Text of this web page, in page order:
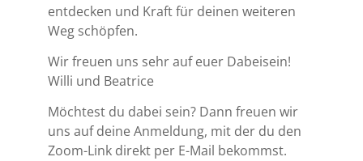
entdecken und Kraft für deinen weiteren
Weg schöpfen.
Wir freuen uns sehr auf euer Dabeisein!
Willi und Beatrice
Möchtest du dabei sein? Dann freuen wir
uns auf deine Anmeldung, mit der du den
Zoom-Link direkt per E-Mail bekommst.